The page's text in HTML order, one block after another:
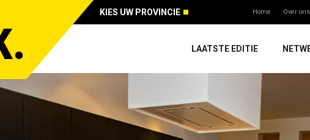
KIES UW PROVINCIE Home Over ons
LAATSTE EDITIE